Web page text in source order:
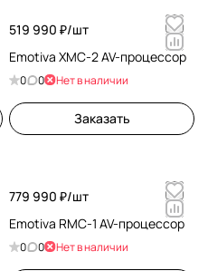
519 990 ₽/шт
Emotiva XMC-2 AV-процессор
0 0 Нет в наличии
Заказать
779 990 ₽/шт
Emotiva RMC-1 AV-процессор
0 0 Нет в наличии